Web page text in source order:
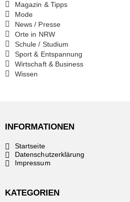
Magazin & Tipps
Mode
News / Presse
Orte in NRW
Schule / Studium
Sport & Entspannung
Wirtschaft & Business
Wissen
INFORMATIONEN
Startseite
Datenschutzerklärung
Impressum
KATEGORIEN